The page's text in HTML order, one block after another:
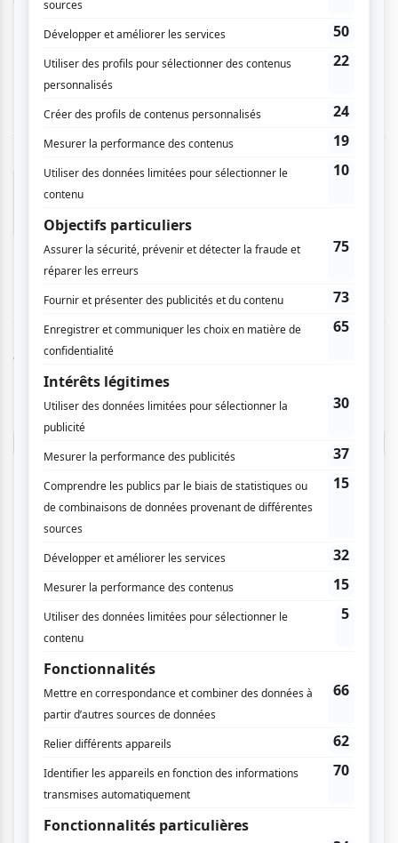
était sensible, précise et puisante; tout ceci en
ce magnifique lieu qu’est la salle Bourgie.
Josée B. - 2026-05-19 12:17:47
Vous devez être connecté pour
donner un avis.